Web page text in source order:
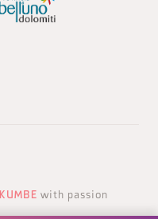
KUMBE with passion